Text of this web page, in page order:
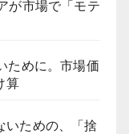
が市場で「モテ
ために。市場価
算
いための、「捨